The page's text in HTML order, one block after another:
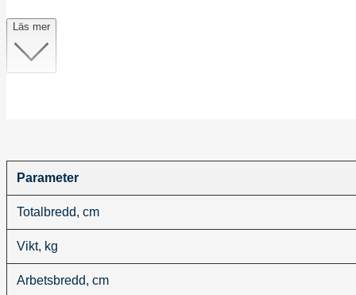
Läs mer
Parameter
Totalbredd, cm
Vikt, kg
Arbetsbredd, cm